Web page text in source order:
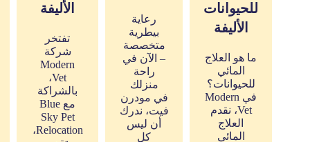
للحيوانات
الأليفة
ما هو العلاج
المائي
للحيوانات؟
في Modern
Vet، نقدم
العلاج
المائي
رعاية
بيطرية
متخصصة
– الآن في
راحة
منزلك
في مودرن
فيت، ندرك
أن ليس
كل
الأليفة
تفتخر
شركة
Modern
Vet،
بالشراكة
مع Blue
Sky Pet
Relocation،